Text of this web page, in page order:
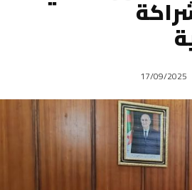
17/09/2025